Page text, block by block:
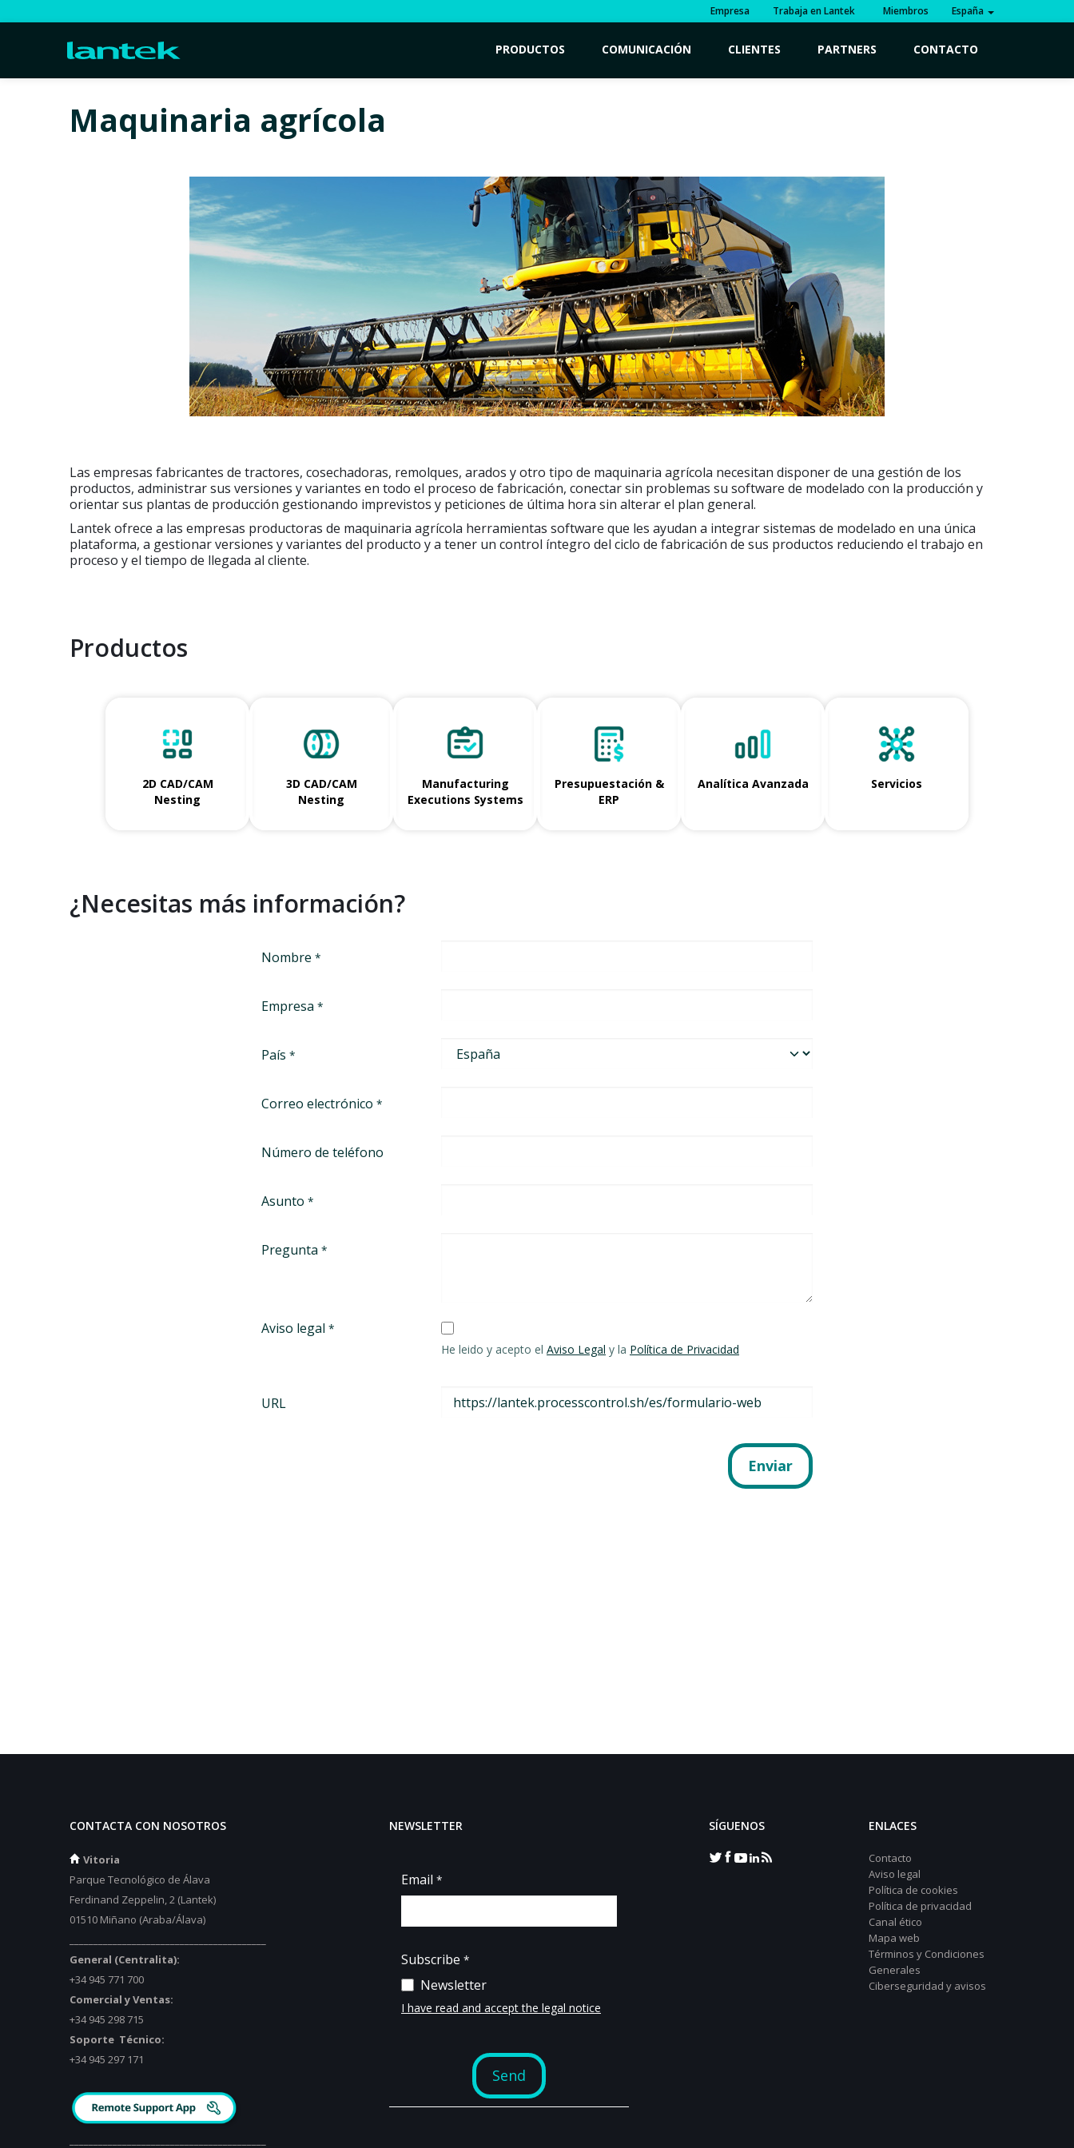
Empresa Trabaja en Lantek Miembros España
PRODUCTOS COMUNICACIÓN CLIENTES PARTNERS CONTACTO
Maquinaria agrícola
Las empresas fabricantes de tractores, cosechadoras, remolques, arados y otro tipo de maquinaria agrícola necesitan disponer de una gestión de los
productos, administrar sus versiones y variantes en todo el proceso de fabricación, conectar sin problemas su software de modelado con la producción y
orientar sus plantas de producción gestionando imprevistos y peticiones de última hora sin alterar el plan general.
Lantek ofrece a las empresas productoras de maquinaria agrícola herramientas software que les ayudan a integrar sistemas de modelado en una única
plataforma, a gestionar versiones y variantes del producto y a tener un control íntegro del ciclo de fabricación de sus productos reduciendo el trabajo en
proceso y el tiempo de llegada al cliente.
Productos
2D CAD/CAM
Nesting
3D CAD/CAM
Nesting
Manufacturing
Executions Systems
Presupuestación &
ERP
Analítica Avanzada Servicios
¿Necesitas más información?
CONTACTA CON NOSOTROS
Vitoria
Parque Tecnológico de Álava
Ferdinand Zeppelin, 2 (Lantek)
01510 Miñano (Araba/Álava)
General (Centralita):
+34 945 771 700
Comercial y Ventas:
+34 945 298 715
Soporte Técnico:
+34 945 297 171
NEWSLETTER SÍGUENOS ENLACES
Contacto
Aviso legal
Política de cookies
Política de privacidad
Canal ético
Mapa web
Términos y Condiciones
Generales
Ciberseguridad y avisos